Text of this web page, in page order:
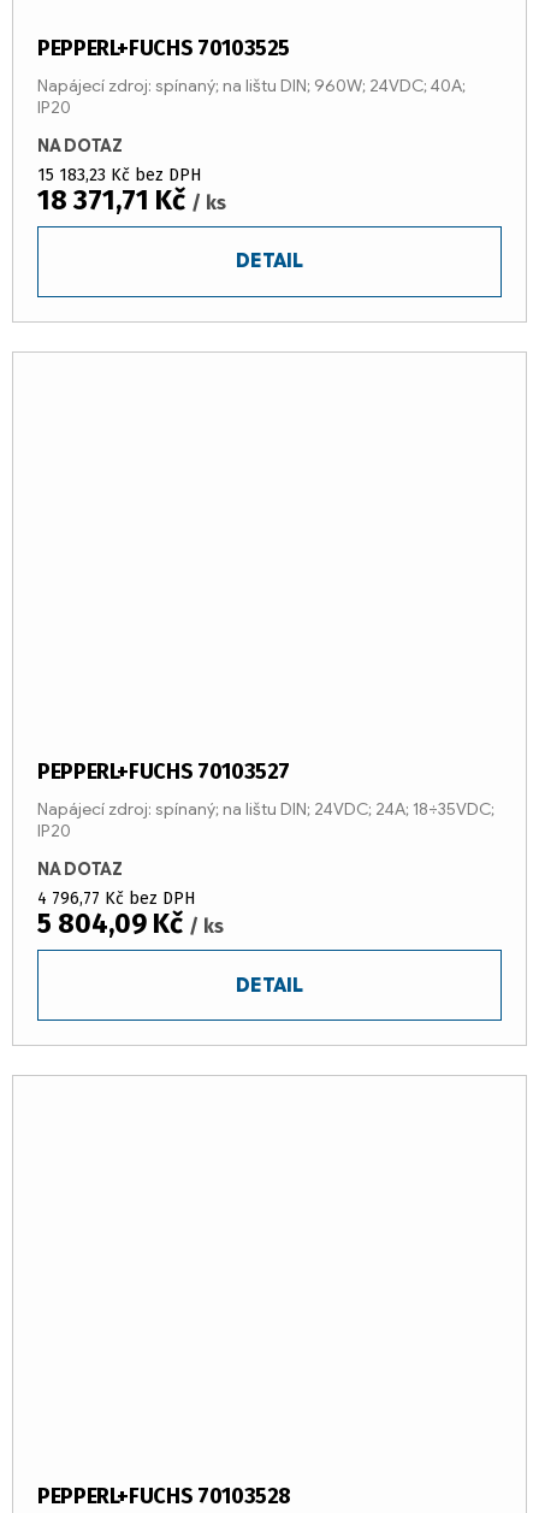
PEPPERL+FUCHS 70103525
NA DOTAZ
15 183,23 Kč bez DPH
18 371,71 Kč / ks
DETAIL
Napájecí zdroj: spínaný; na lištu DIN; 960W; 24VDC; 40A;
IP20
PEPPERL+FUCHS 70103527
NA DOTAZ
4 796,77 Kč bez DPH
5 804,09 Kč / ks
DETAIL
Napájecí zdroj: spínaný; na lištu DIN; 24VDC; 24A; 18÷35VDC;
IP20
PEPPERL+FUCHS 70103528